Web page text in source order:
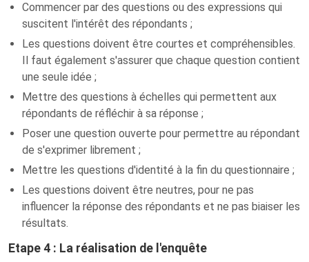
Commencer par des questions ou des expressions qui
suscitent l'intérêt des répondants ;
Les questions doivent être courtes et compréhensibles.
Il faut également s'assurer que chaque question contient
une seule idée ;
Mettre des questions à échelles qui permettent aux
répondants de réfléchir à sa réponse ;
Poser une question ouverte pour permettre au répondant
de s'exprimer librement ;
Mettre les questions d'identité à la fin du questionnaire ;
Les questions doivent être neutres, pour ne pas
influencer la réponse des répondants et ne pas biaiser les
résultats.
Etape 4 : La réalisation de l'enquête